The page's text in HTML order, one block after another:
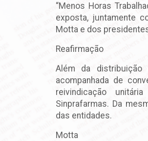
“Menos Horas
exposta, juntamente
Motta e dos
Reafirmação
Além da
acompanhada de
reivindicação
Sinprafarmas. Da
das entidades.
Motta